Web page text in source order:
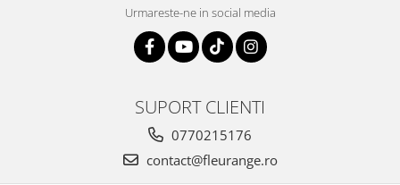
Urmareste-ne in social media
SUPORT CLIENTI
0770215176
contact@fleurange.ro